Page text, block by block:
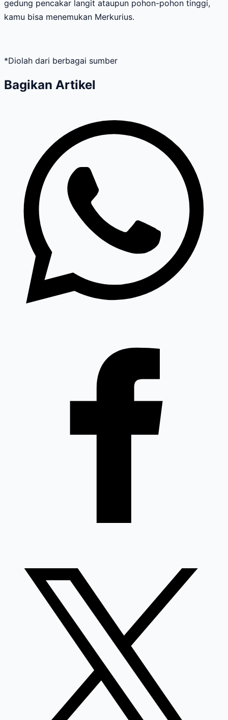
gedung pencakar langit ataupun pohon-pohon tinggi,
kamu bisa menemukan Merkurius.
*Diolah dari berbagai sumber
Bagikan Artikel